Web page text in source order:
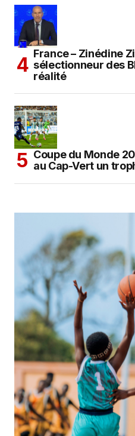
France – Zinédine
sélectionneur des
réalité
Coupe du Monde
au Cap-Vert un